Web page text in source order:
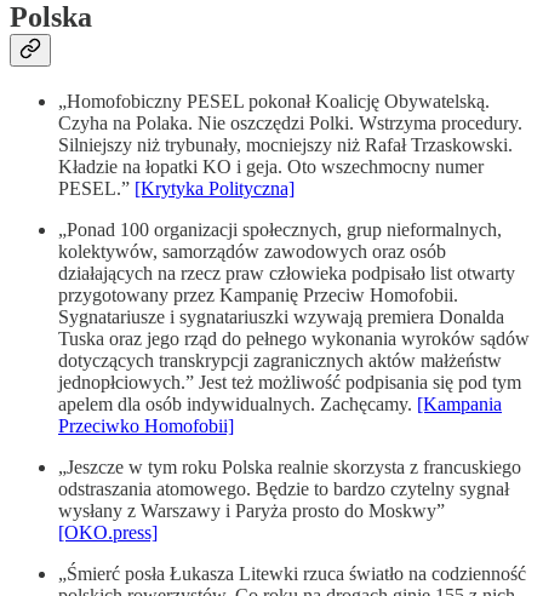
Polska
„Homofobiczny PESEL pokonał Koalicję Obywatelską.
Czyha na Polaka. Nie oszczędzi Polki. Wstrzyma procedury.
Silniejszy niż trybunały, mocniejszy niż Rafał Trzaskowski.
Kładzie na łopatki KO i geja. Oto wszechmocny numer
PESEL.” [Krytyka Polityczna]
„Ponad 100 organizacji społecznych, grup nieformalnych,
kolektywów, samorządów zawodowych oraz osób
działających na rzecz praw człowieka podpisało list otwarty
przygotowany przez Kampanię Przeciw Homofobii.
Sygnatariusze i sygnatariuszki wzywają premiera Donalda
Tuska oraz jego rząd do pełnego wykonania wyroków sądów
dotyczących transkrypcji zagranicznych aktów małżeństw
jednopłciowych.” Jest też możliwość podpisania się pod tym
apelem dla osób indywidualnych. Zachęcamy. [Kampania
Przeciwko Homofobii]
„Jeszcze w tym roku Polska realnie skorzysta z francuskiego
odstraszania atomowego. Będzie to bardzo czytelny sygnał
wysłany z Warszawy i Paryża prosto do Moskwy”
[OKO.press]
„Śmierć posła Łukasza Litewki rzuca światło na codzienność